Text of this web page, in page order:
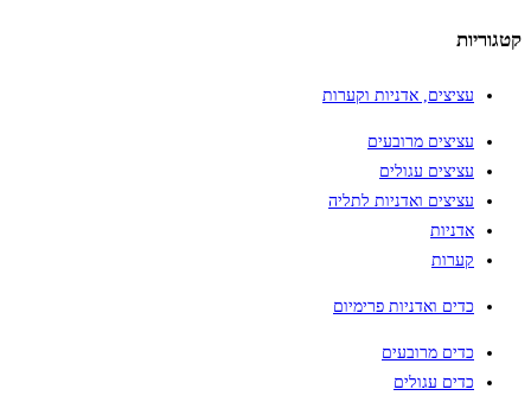
קטגוריות
עציצים, אדניות וקערות
עציצים מרובעים
עציצים עגולים
עציצים ואדניות לתליה
אדניות
קערות
כדים ואדניות פרימיום
כדים מרובעים
כדים עגולים